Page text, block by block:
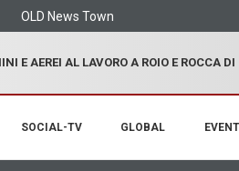
OLD News Town
E AEREI AL LAVORO A ROIO E ROCCA
SOCIAL-TV GLOBAL